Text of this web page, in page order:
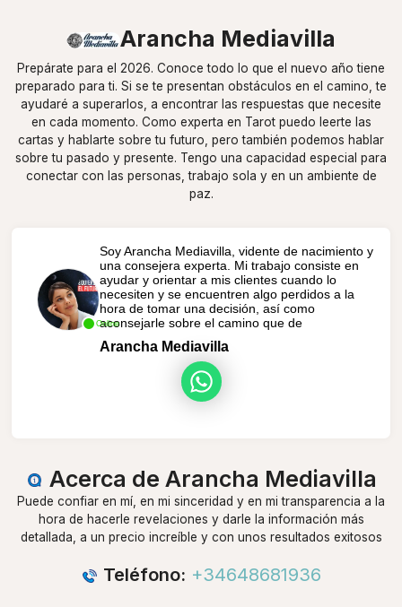
Arancha Mediavilla
Prepárate para el 2026. Conoce todo lo que el nuevo año tiene
preparado para ti. Si se te presentan obstáculos en el camino, te
ayudaré a superarlos, a encontrar las respuestas que necesite
en cada momento. Como experta en Tarot puedo leerte las
cartas y hablarte sobre tu futuro, pero también podemos hablar
sobre tu pasado y presente. Tengo una capacidad especial para
conectar con las personas, trabajo sola y en un ambiente de
paz.
Online
Soy Arancha Mediavilla, vidente de nacimiento y
una consejera experta. Mi trabajo consiste en
ayudar y orientar a mis clientes cuando lo
necesiten y se encuentren algo perdidos a la
hora de tomar una decisión, así como
aconsejarle sobre el camino que de
Arancha Mediavilla
Acerca de Arancha Mediavilla
Puede confiar en mí, en mi sinceridad y en mi transparencia a la
hora de hacerle revelaciones y darle la información más
detallada, a un precio increíble y con unos resultados exitosos
Teléfono: +34648681936